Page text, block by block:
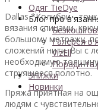
Одяг TieDye
Блог про
Галерея
VizEll
Поради та
Знижки
Новинки
Dallas *Колибри -
вязания спицами,
большому метражу,
сложений нити. Вы с
необходимую
струящееся полотно.
Пряжа приятная на
людям с